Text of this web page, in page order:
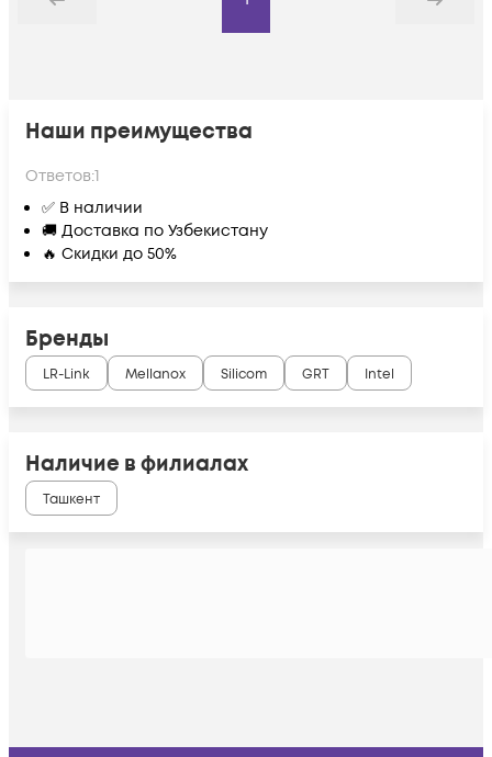
Назад Дальше
Наши преимущества
Ответов:1
✅ В наличии
🚚 Доставка по Узбекистану
🔥 Скидки до 50%
Бренды
LR-Link Mellanox Silicom GRT Intel
Наличие в филиалах
Ташкент